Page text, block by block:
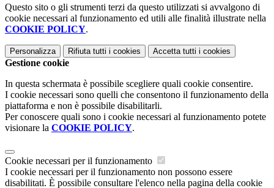
Questo sito o gli strumenti terzi da questo utilizzati si avvalgono di
cookie necessari al funzionamento ed utili alle finalità illustrate nella
COOKIE POLICY.
Personalizza Rifiuta tutti i cookies Accetta tutti i cookies
Gestione cookie
In questa schermata è possibile scegliere quali cookie consentire.
I cookie necessari sono quelli che consentono il funzionamento della
piattaforma e non è possibile disabilitarli.
Per conoscere quali sono i cookie necessari al funzionamento potete
visionare la COOKIE POLICY.
Cookie necessari per il funzionamento
I cookie necessari per il funzionamento non possono essere
disabilitati. È possibile consultare l'elenco nella pagina della cookie